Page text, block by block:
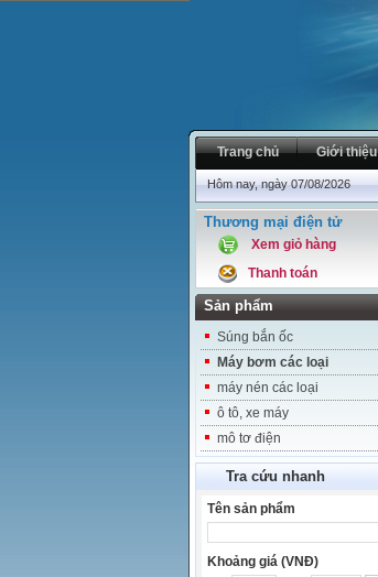
Trang chủ Giới thiệu
Hôm nay, ngày 07/08/2026
Thương mại điện tử
Xem giỏ hàng
Thanh toán
Sản phẩm
Súng bắn ốc
Máy bơm các loại
máy nén các loại
ô tô, xe máy
mô tơ điện
Tra cứu nhanh
Tên sản phẩm
Khoảng giá (VNĐ)